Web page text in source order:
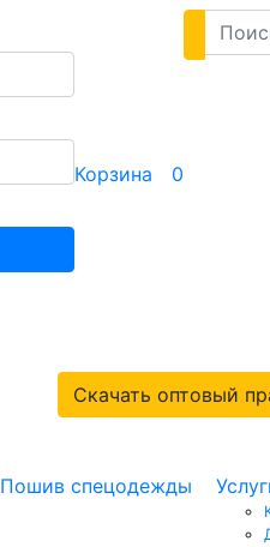
Корзина 0
Скачать оптовый
Пошив спецодежды